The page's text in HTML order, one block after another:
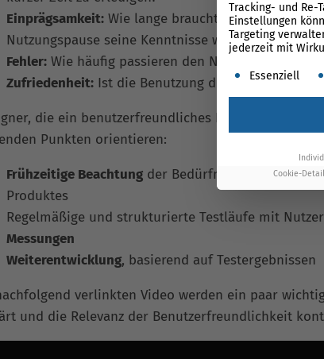
Einprägsamkeit: Wie lange braucht ein Benutzer,
Nutzungspause seine Kenntnisse wieder
Fehler: Wie häufig passieren den Nutzern Fehler?
Zufriedenheit: Ist die Benutzung des Systems
die ein benutzerfreundliches Produkt
Punkten orientieren:
Frühzeitige Beachtung der Bedürfnisse des
Produktes
Regelmäßige und strukturierte Testläufe mit
Messungen
Weiterentwicklung, basierend auf Testergebnissen
verlinkten Video werden ein paar
und die Relevanz der Benutzerfreundlichkeit
Tracking- und Re-
Einstellungen
Targeting
jederzeit mit
Es folgt eine
Essenziell
Cookie-